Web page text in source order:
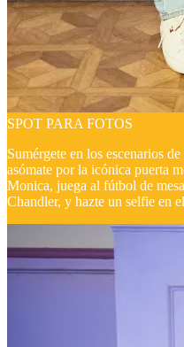
SPOT PARA FOTOS
Sumérgete en los escenarios
asómate por la icónica puerta
Monica, juega al fútbol de
Chandler, y hazte un selfie en